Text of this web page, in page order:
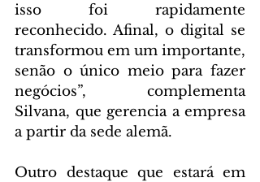
isso foi rapidamente
reconhecido. Afinal, o digital se
transformou em um importante,
senão o único meio para fazer
negócios”, complementa
Silvana, que gerencia a empresa
a partir da sede alemã.
Outro destaque que estará em